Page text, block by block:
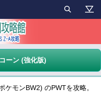
ーン (強化版)
ケモンBW2) のPWTを攻略。